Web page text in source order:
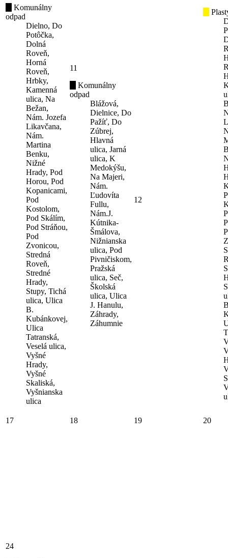
Komunálny
odpad
Dielno, Do
Potôčka,
Dolná
Roveň,
Horná
Roveň,
Hrbky,
Kamenná
ulica, Na
Bežan,
Nám. Jozefa
Likavčana,
Nám.
Martina
Benku,
Nižné
Hrady, Pod
Horou, Pod
Kopanicami,
Pod
Kostolom,
Pod Skálím,
Pod Stráňou,
Pod
Zvonicou,
Stredná
Roveň,
Stredné
Hrady,
Stupy, Tichá
ulica, Ulica
B.
Kubánkovej,
Ulica
Tatranská,
Veselá ulica,
Vyšné
Hrady,
Vyšné
Skaliská,
Vyšnianska
ulica
11
Komunálny
odpad
Blážová,
Dielnice, Do
Pažíť, Do
Zúbrej,
Hlavná
ulica, Jarná
ulica, K
Medokýšu,
Na Majeri,
Nám.
Ľudovíta
Fullu,
Nám.J.
Kútnika-
Šmálova,
Nižnianska
ulica, Pod
Pivničiskom,
Pražská
ulica, Seč,
Školská
ulica, Ulica
J. Hanulu,
Záhrady,
Záhumnie
12
17 18 19 20
24